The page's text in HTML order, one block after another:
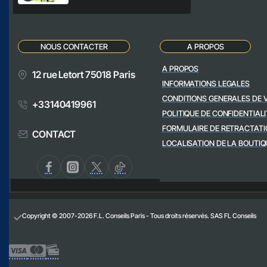
NOUS CONTACTER
12 rue Letort 75018 Paris
+33140419961
CONTACT
A PROPOS
A PROPOS
INFORMATIONS LEGALES
CONDITIONS GENERALES DE
POLITIQUE DE
FORMULAIRE DE
LOCALISATION DE LA
Copyright © 2007-2026 F.L. Conseils Paris - Tous droits réservés. SAS FL Conseils